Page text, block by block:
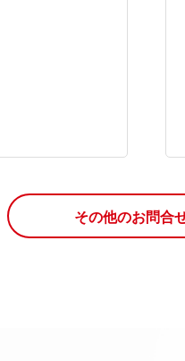
その他のお問合